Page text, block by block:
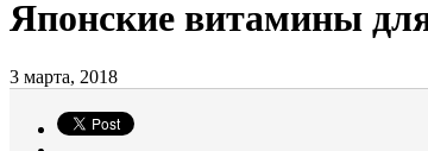
Японские витамины
3 марта, 2018